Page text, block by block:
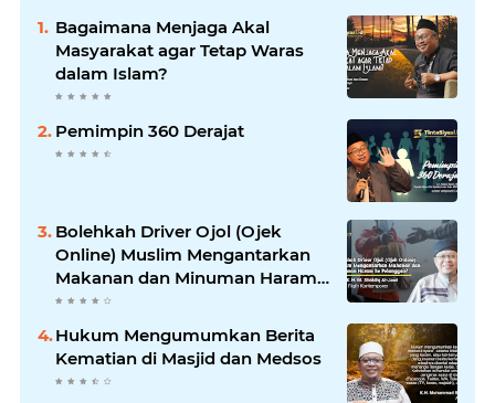
Bagaimana Menjaga Akal
Masyarakat agar Tetap Waras
dalam Islam?
Pemimpin 360 Derajat
Bolehkah Driver Ojol (Ojek
Online) Muslim Mengantarkan
Makanan dan Minuman Haram
ke Pelanggan?
Hukum Mengumumkan Berita
Kematian di Masjid dan Medsos